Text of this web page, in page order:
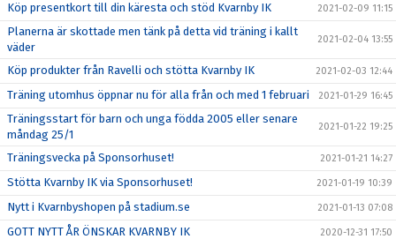
Köp presentkort till din käresta och stöd Kvarnby IK 2021-02-09 11:15
Planerna är skottade men tänk på detta vid träning i kallt
väder
2021-02-04 13:55
Köp produkter från Ravelli och stötta Kvarnby IK 2021-02-03 12:44
Träning utomhus öppnar nu för alla från och med 1 februari 2021-01-29 16:45
Träningsstart för barn och unga födda 2005 eller senare
måndag 25/1
2021-01-22 19:25
Träningsvecka på Sponsorhuset! 2021-01-21 14:27
Stötta Kvarnby IK via Sponsorhuset! 2021-01-19 10:39
Nytt i Kvarnbyshopen på stadium.se 2021-01-13 07:08
GOTT NYTT ÅR ÖNSKAR KVARNBY IK 2020-12-31 17:50